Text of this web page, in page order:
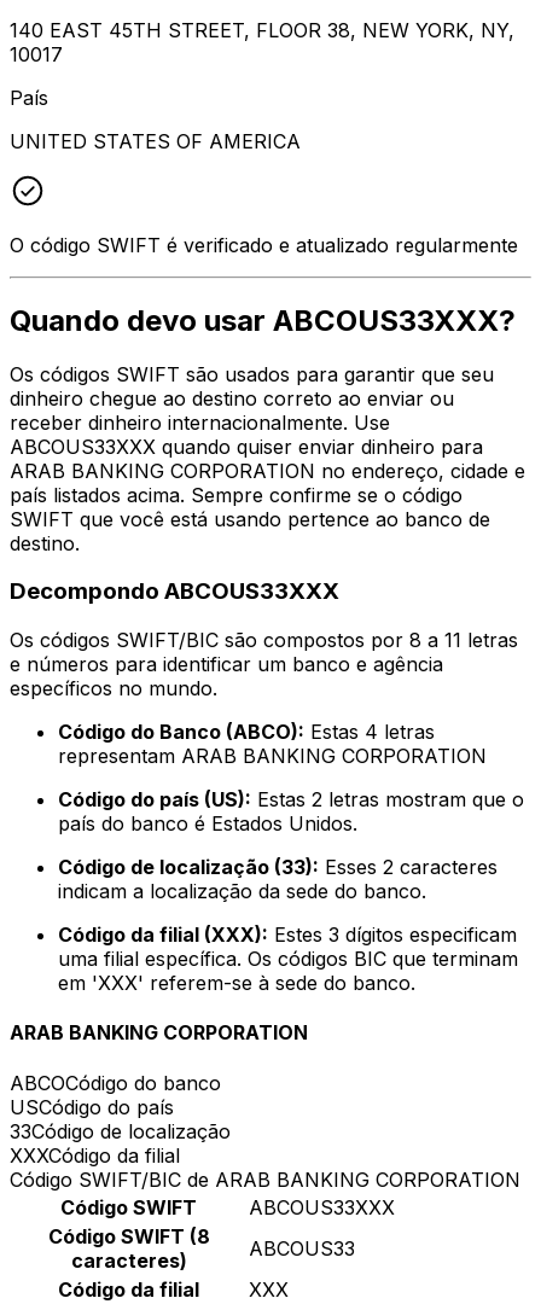
140 EAST 45TH STREET, FLOOR 38, NEW YORK, NY,
10017
País
UNITED STATES OF AMERICA
O código SWIFT é verificado e atualizado regularmente
Quando devo usar ABCOUS33XXX?
Os códigos SWIFT são usados para garantir que seu
dinheiro chegue ao destino correto ao enviar ou
receber dinheiro internacionalmente. Use
ABCOUS33XXX quando quiser enviar dinheiro para
ARAB BANKING CORPORATION no endereço, cidade e
país listados acima. Sempre confirme se o código
SWIFT que você está usando pertence ao banco de
destino.
Decompondo ABCOUS33XXX
Os códigos SWIFT/BIC são compostos por 8 a 11 letras
e números para identificar um banco e agência
específicos no mundo.
Código do Banco (ABCO): Estas 4 letras
representam ARAB BANKING CORPORATION
Código do país (US): Estas 2 letras mostram que o
país do banco é Estados Unidos.
Código de localização (33): Esses 2 caracteres
indicam a localização da sede do banco.
Código da filial (XXX): Estes 3 dígitos especificam
uma filial específica. Os códigos BIC que terminam
em 'XXX' referem-se à sede do banco.
ARAB BANKING CORPORATION
ABCOCódigo do banco
USCódigo do país
33Código de localização
XXXCódigo da filial
Código SWIFT/BIC de ARAB BANKING CORPORATION
Código SWIFT
ABCOUS33XXX
Código SWIFT (8
caracteres)
ABCOUS33
Código da filial
XXX